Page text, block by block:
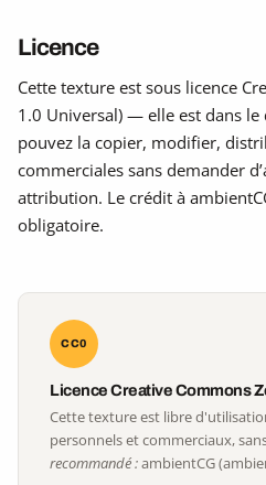
Licence
Cette texture est sous licence
1.0 Universal) — elle est dans
pouvez la copier, modifier,
commerciales sans demander
attribution. Le crédit à
obligatoire.
CC0
Licence Creative Commons
Cette texture est libre
personnels et commerciaux,
recommandé :ambientCG